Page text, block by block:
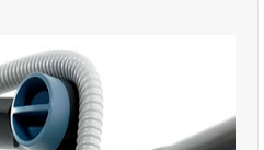
использующая лечебный
электромагнитного поля в
нервно-мышечной системы и
сопровождающихся